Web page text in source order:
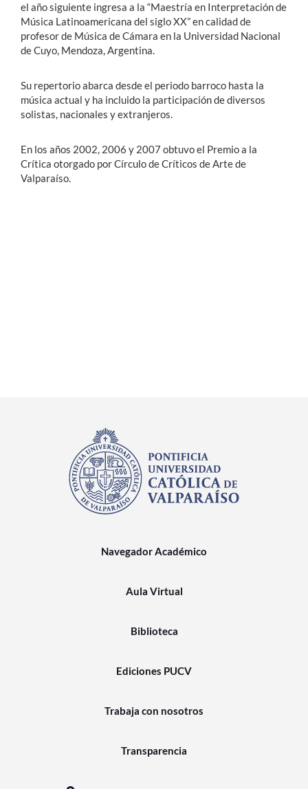
el año siguiente ingresa a la “Maestría en Interpretación de
Música Latinoamericana del siglo XX” en calidad de
profesor de Música de Cámara en la Universidad Nacional
de Cuyo, Mendoza, Argentina.
Su repertorio abarca desde el periodo barroco hasta la
música actual y ha incluido la participación de diversos
solistas, nacionales y extranjeros.
En los años 2002, 2006 y 2007 obtuvo el Premio a la
Crítica otorgado por Círculo de Críticos de Arte de
Valparaíso.
Navegador Académico
Aula Virtual
Biblioteca
Ediciones PUCV
Trabaja con nosotros
Transparencia